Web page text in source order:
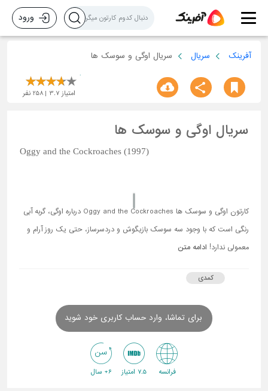
ورود
آفرینک سریال سریال اوگی و سوسک ها
امتیاز 3.7
258 نفر
سریال اوگی و سوسک ها
Oggy and the Cockroaches (1997)
کارتون اوگی و سوسک ها Oggy and the Cockroaches درباره اوگی، گربه آبی
رنگی است که با وجود سه سوسک بازیگوش و دردسرساز، حتی یک روز آرام و
معمولی ندارد! ادامه متن
کمدی
برای تماشا، وارد حساب کاربری خود شوید
فرانسه 7.5 امتیاز 6+ سال